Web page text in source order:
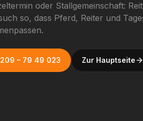
oder Stallgemeinschaft:
so, dass Pferd, Reiter und
– 79 49 023 Zur Hauptseite